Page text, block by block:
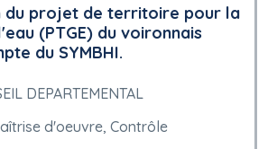
du projet de territoire pour la
(PTGE) du voironnais
du SYMBHI.
DEPARTEMENTAL
d'oeuvre, Contrôle